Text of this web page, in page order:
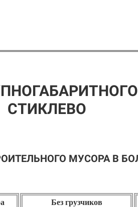
СТИКЛЕВО
МУСОРА В
Без грузчиков